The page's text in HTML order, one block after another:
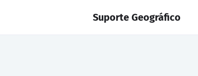
Suporte Geográfico